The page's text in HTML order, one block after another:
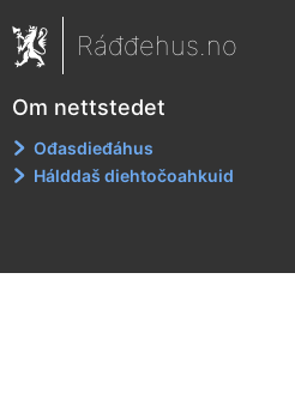
Ráđđehus.no
Om nettstedet
Ođasdieđáhus
Hálddaš diehtočoahkuid